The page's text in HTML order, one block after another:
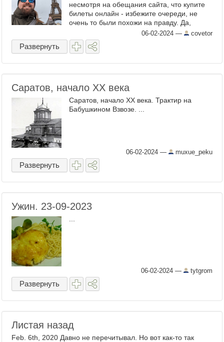
несмотря на обещания сайта, что купите
билеты онлайн - избежите очереди, не
очень то были похожи на правду. Да,
очередь тех, кто без билетов стоял в кассу
была ...
06-02-2024 — covetor
Развернуть
Саратов, начало XX века
Саратов, начало XX века. Трактир на
Бабушкином Взвозе. ...
06-02-2024 — muxue_peku
Развернуть
Ужин. 23-09-2023
06-02-2024 — tytgrom
Развернуть
Листая назад
Feb. 6th, 2020 Давно не перечитывал. Но вот как-то так